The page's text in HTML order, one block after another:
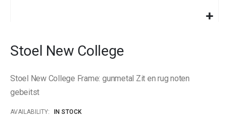
the
the
images
Stoel New College
Stoel New College Frame: gunmetal Zit en rug noten
gebeitst
AVAILABILITY:
IN STOCK